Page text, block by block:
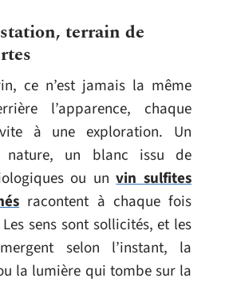
terrain de
ce n’est jamais la même
l’apparence, chaque
à une exploration. Un
nature, un blanc issu de
ou unvin sulfites
racontent à chaque fois
sens sont sollicités, et les
selon l’instant, la
la lumière qui tombe sur la